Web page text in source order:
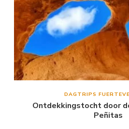
DAGTRIPS
Ontdekkingstocht door
Peñitas